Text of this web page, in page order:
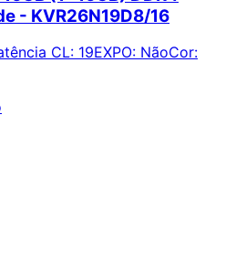
- KVR26N19D8/16
CL: 19EXPO: NãoCor: